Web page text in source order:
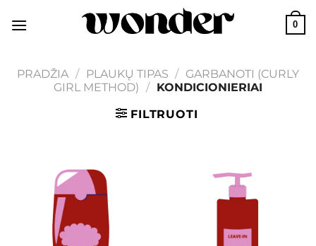
0
PRADŽIA / PLAUKŲ TIPAS / GARBANOTI (CURLY
GIRL METHOD) / KONDICIONIERIAI
FILTRUOTI